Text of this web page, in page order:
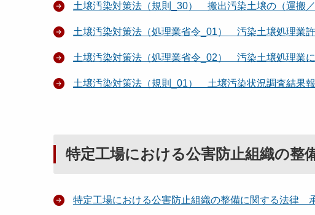
土壌汚染対策法（規則_30） 搬出汚染土壌の（運搬
土壌汚染対策法（処理業省令_01） 汚染土壌処理業
土壌汚染対策法（処理業省令_02） 汚染土壌処理業
土壌汚染対策法（規則_01） 土壌汚染状況調査結果
特定工場における公害防止組織の整
特定工場における公害防止組織の整備に関する法律